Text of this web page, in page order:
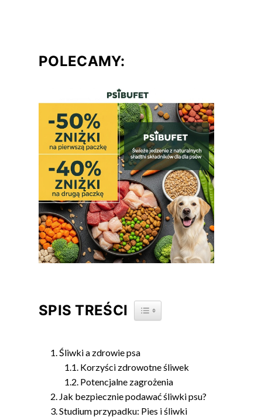
POLECAMY:
SPIS TREŚCI TOGGLE TABLE OF CONTENT
Śliwki a zdrowie psa
Korzyści zdrowotne śliwek
Potencjalne zagrożenia
Jak bezpiecznie podawać śliwki psu?
Studium przypadku: Pies i śliwki